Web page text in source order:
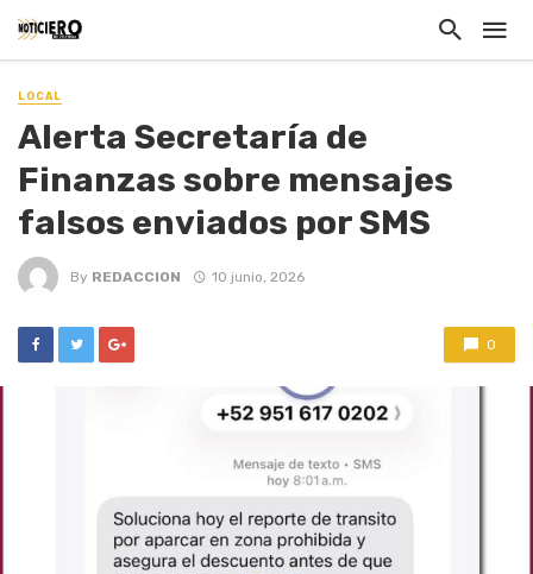
LOCAL
Alerta Secretaría de
Finanzas sobre mensajes
falsos enviados por SMS
By REDACCION 10 junio, 2026
0